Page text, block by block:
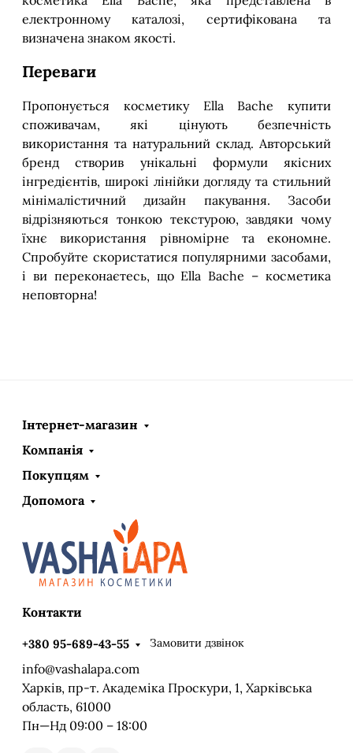
електронному каталозі, сертифікована та
визначена знаком якості.
Переваги
Пропонується косметику Ella Bache купити
споживачам, які цінують безпечність
використання та натуральний склад. Авторський
бренд створив унікальні формули якісних
інгредієнтів, широкі лінійки догляду та стильний
мінімалістичний дизайн пакування. Засоби
відрізняються тонкою текстурою, завдяки чому
їхнє використання рівномірне та економне.
Спробуйте скористатися популярними засобами,
і ви переконаєтесь, що Ella Bache – косметика
неповторна!
Інтернет-магазин
Компанія
Покупцям
Допомога
Контакти
+380 95-689-43-55 Замовити дзвінок
info@vashalapa.com
Харків, пр-т. Академіка Проскури, 1, Харківська
область, 61000
Пн—Нд 09:00 – 18:00